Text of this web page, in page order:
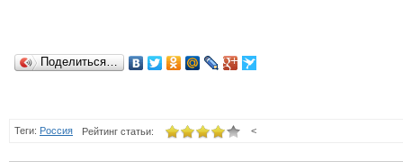
Поделиться…
Теги: Россия <
Рейтинг статьи: